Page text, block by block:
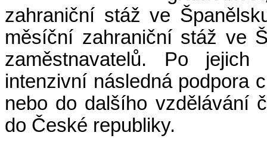
zahraniční stáž ve
měsíční zahraniční stáž ve
zaměstnavatelů. Po
intenzivní následná podpora
nebo do dalšího vzdělávání
do České republiky.